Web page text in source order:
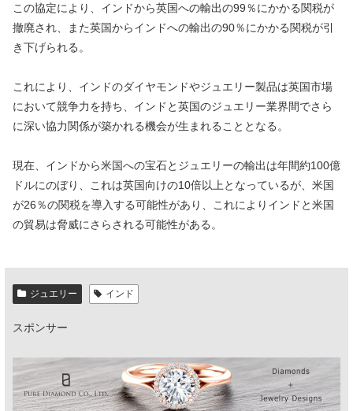
この協定により、インドから英国への輸出の99％にかかる関税が
撤廃され、また英国からインドへの輸出の90％にかかる関税が引
き下げられる。
これにより、インドのダイヤモンドやジュエリー製品は英国市場
において競争力を持ち、インドと英国のジュエリー業界間でさら
に深い協力関係が築かれる機会が生まれることとなる。
現在、インドから米国への宝石とジュエリーの輸出は年間約100億
ドルにのぼり、これは英国向けの10倍以上となっているが、米国
が26％の関税を導入する可能性があり、これによりインドと米国
の貿易は脅威にさらされる可能性がある。
ジュエリー インド
スポンサー